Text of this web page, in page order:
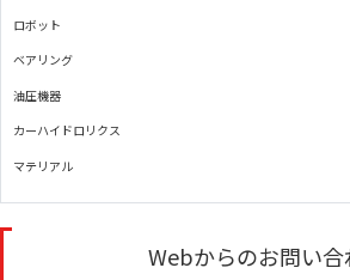
ロボット
ベアリング
油圧機器
カーハイドロリクス
マテリアル
Webからのお問い合